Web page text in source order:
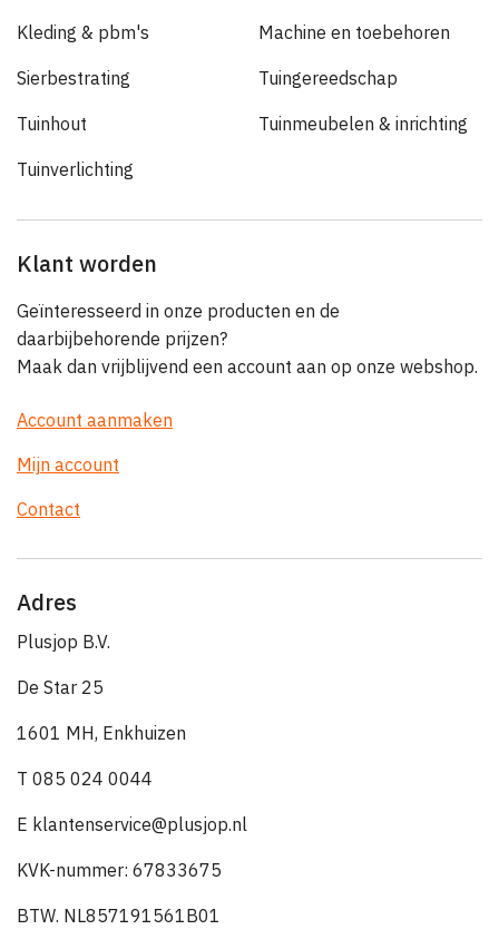
Kleding & pbm's Machine en toebehoren
Sierbestrating Tuingereedschap
Tuinhout Tuinmeubelen & inrichting
Tuinverlichting
Klant worden
Geïnteresseerd in onze producten en de
daarbijbehorende prijzen?
Maak dan vrijblijvend een account aan op onze webshop.
Account aanmaken
Mijn account
Contact
Adres
Plusjop B.V.
De Star 25
1601 MH, Enkhuizen
T 085 024 0044
E klantenservice@plusjop.nl
KVK-nummer: 67833675
BTW. NL857191561B01